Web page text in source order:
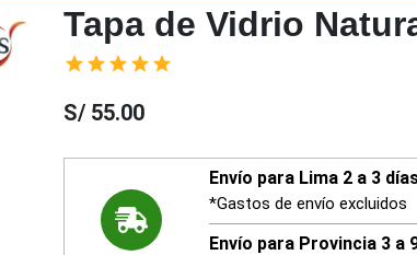
Tapa de Vidrio
S/ 55.00
Envío para Lima 2 a 3
*Gastos de envío excluidos
Envío para Provincia 3 a